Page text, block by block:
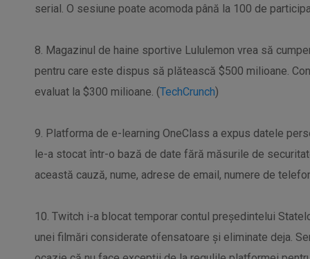
serial. O sesiune poate acomoda până la 100 de
8. Magazinul de haine sportive Lululemon vrea să
pentru care este dispus să plătească $500 milioane.
evaluat la $300 milioane. (TechCrunch)
9. Platforma de e-learning OneClass a expus datele
le-a stocat într-o bază de date fără măsurile de
această cauză, nume, adrese de email, numere de
10. Twitch i-a blocat temporar contul președintelui
unei filmări considerate ofensatoare și eliminate deja.